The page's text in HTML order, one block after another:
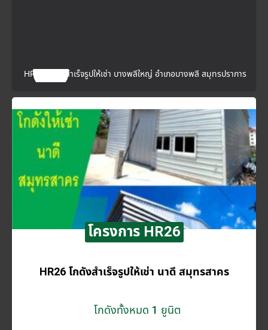
HR25 โกดังสำเร็จรูปให้เช่า บางพลีใหญ่ อำเภอบางพลี สมุทรปราการ
โครงการ HR26
HR26 โกดังสำเร็จรูปให้เช่า นาดี สมุทรสาคร
โกดังทั้งหมด 1 ยูนิต